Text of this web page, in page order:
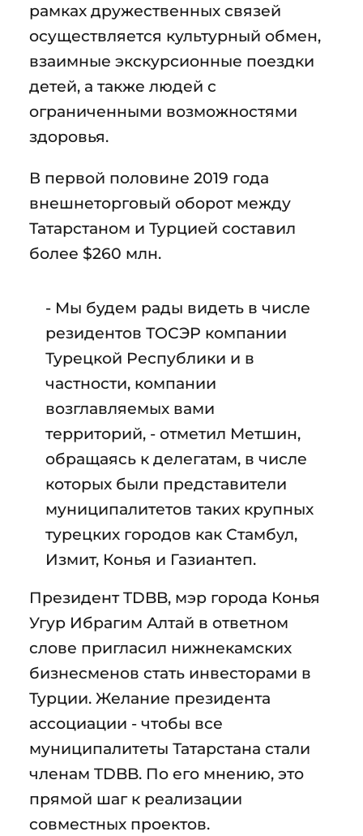
рамках дружественных связей
осуществляется культурный обмен,
взаимные экскурсионные поездки
детей, а также людей с
ограниченными возможностями
здоровья.
В первой половине 2019 года
внешнеторговый оборот между
Татарстаном и Турцией составил
более $260 млн.
- Мы будем рады видеть в числе
резидентов ТОСЭР компании
Турецкой Республики и в
частности, компании
возглавляемых вами
территорий, - отметил Метшин,
обращаясь к делегатам, в числе
которых были представители
муниципалитетов таких крупных
турецких городов как Стамбул,
Измит, Конья и Газиантеп.
Президент TDBB, мэр города Конья
Угур Ибрагим Алтай в ответном
слове пригласил нижнекамских
бизнесменов стать инвесторами в
Турции. Желание президента
ассоциации - чтобы все
муниципалитеты Татарстана стали
членам TDBB. По его мнению, это
прямой шаг к реализации
совместных проектов.